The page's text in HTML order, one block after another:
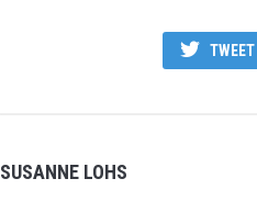
TWEET
SUSANNE LOHS